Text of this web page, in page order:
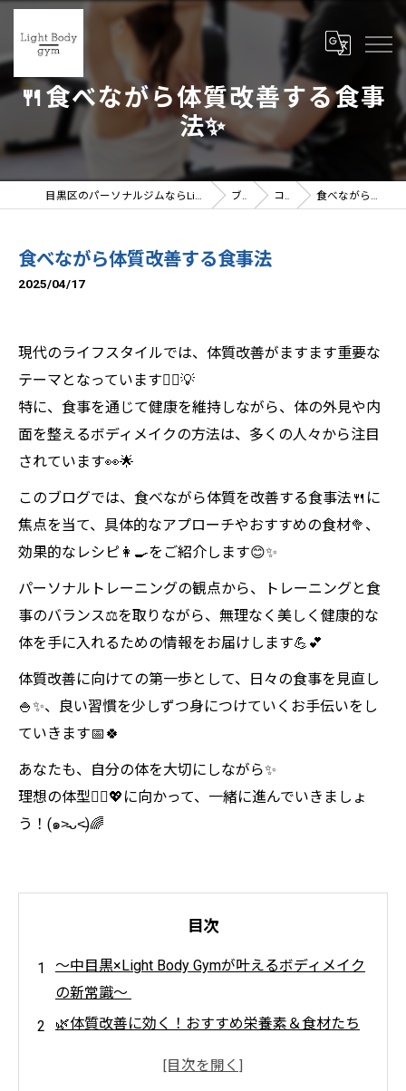
🍴食べながら体質改善する食事
法✨
目黒区のパーソナルジムならLight Body gymへ | 女性トレーナー在籍 ブログ コラム 食べながら体質改善する食事法
食べながら体質改善する食事法
2025/04/17
現代のライフスタイルでは、体質改善がますます重要な
テーマとなっています🧘‍♀️💡
特に、食事を通じて健康を維持しながら、体の外見や内
面を整えるボディメイクの方法は、多くの人々から注目
されています👀🌟
このブログでは、食べながら体質を改善する食事法🍴に
焦点を当て、具体的なアプローチやおすすめの食材🥦、
効果的なレシピ👩‍🍳をご紹介します😊✨
パーソナルトレーニングの観点から、トレーニングと食
事のバランス⚖️を取りながら、無理なく美しく健康的な
体を手に入れるための情報をお届けします💪💕
体質改善に向けての第一歩として、日々の食事を見直し
🍚✨、良い習慣を少しずつ身につけていくお手伝いをし
ていきます📅🍀
あなたも、自分の体を大切にしながら✨
理想の体型🏃‍♀️💖に向かって、一緒に進んでいきましょ
う！(๑˃̵ᴗ˂̵)🌈
目次
〜中目黒×Light Body Gymが叶えるボディメイク
の新常識〜
🌿体質改善に効く！おすすめ栄養素＆食材たち